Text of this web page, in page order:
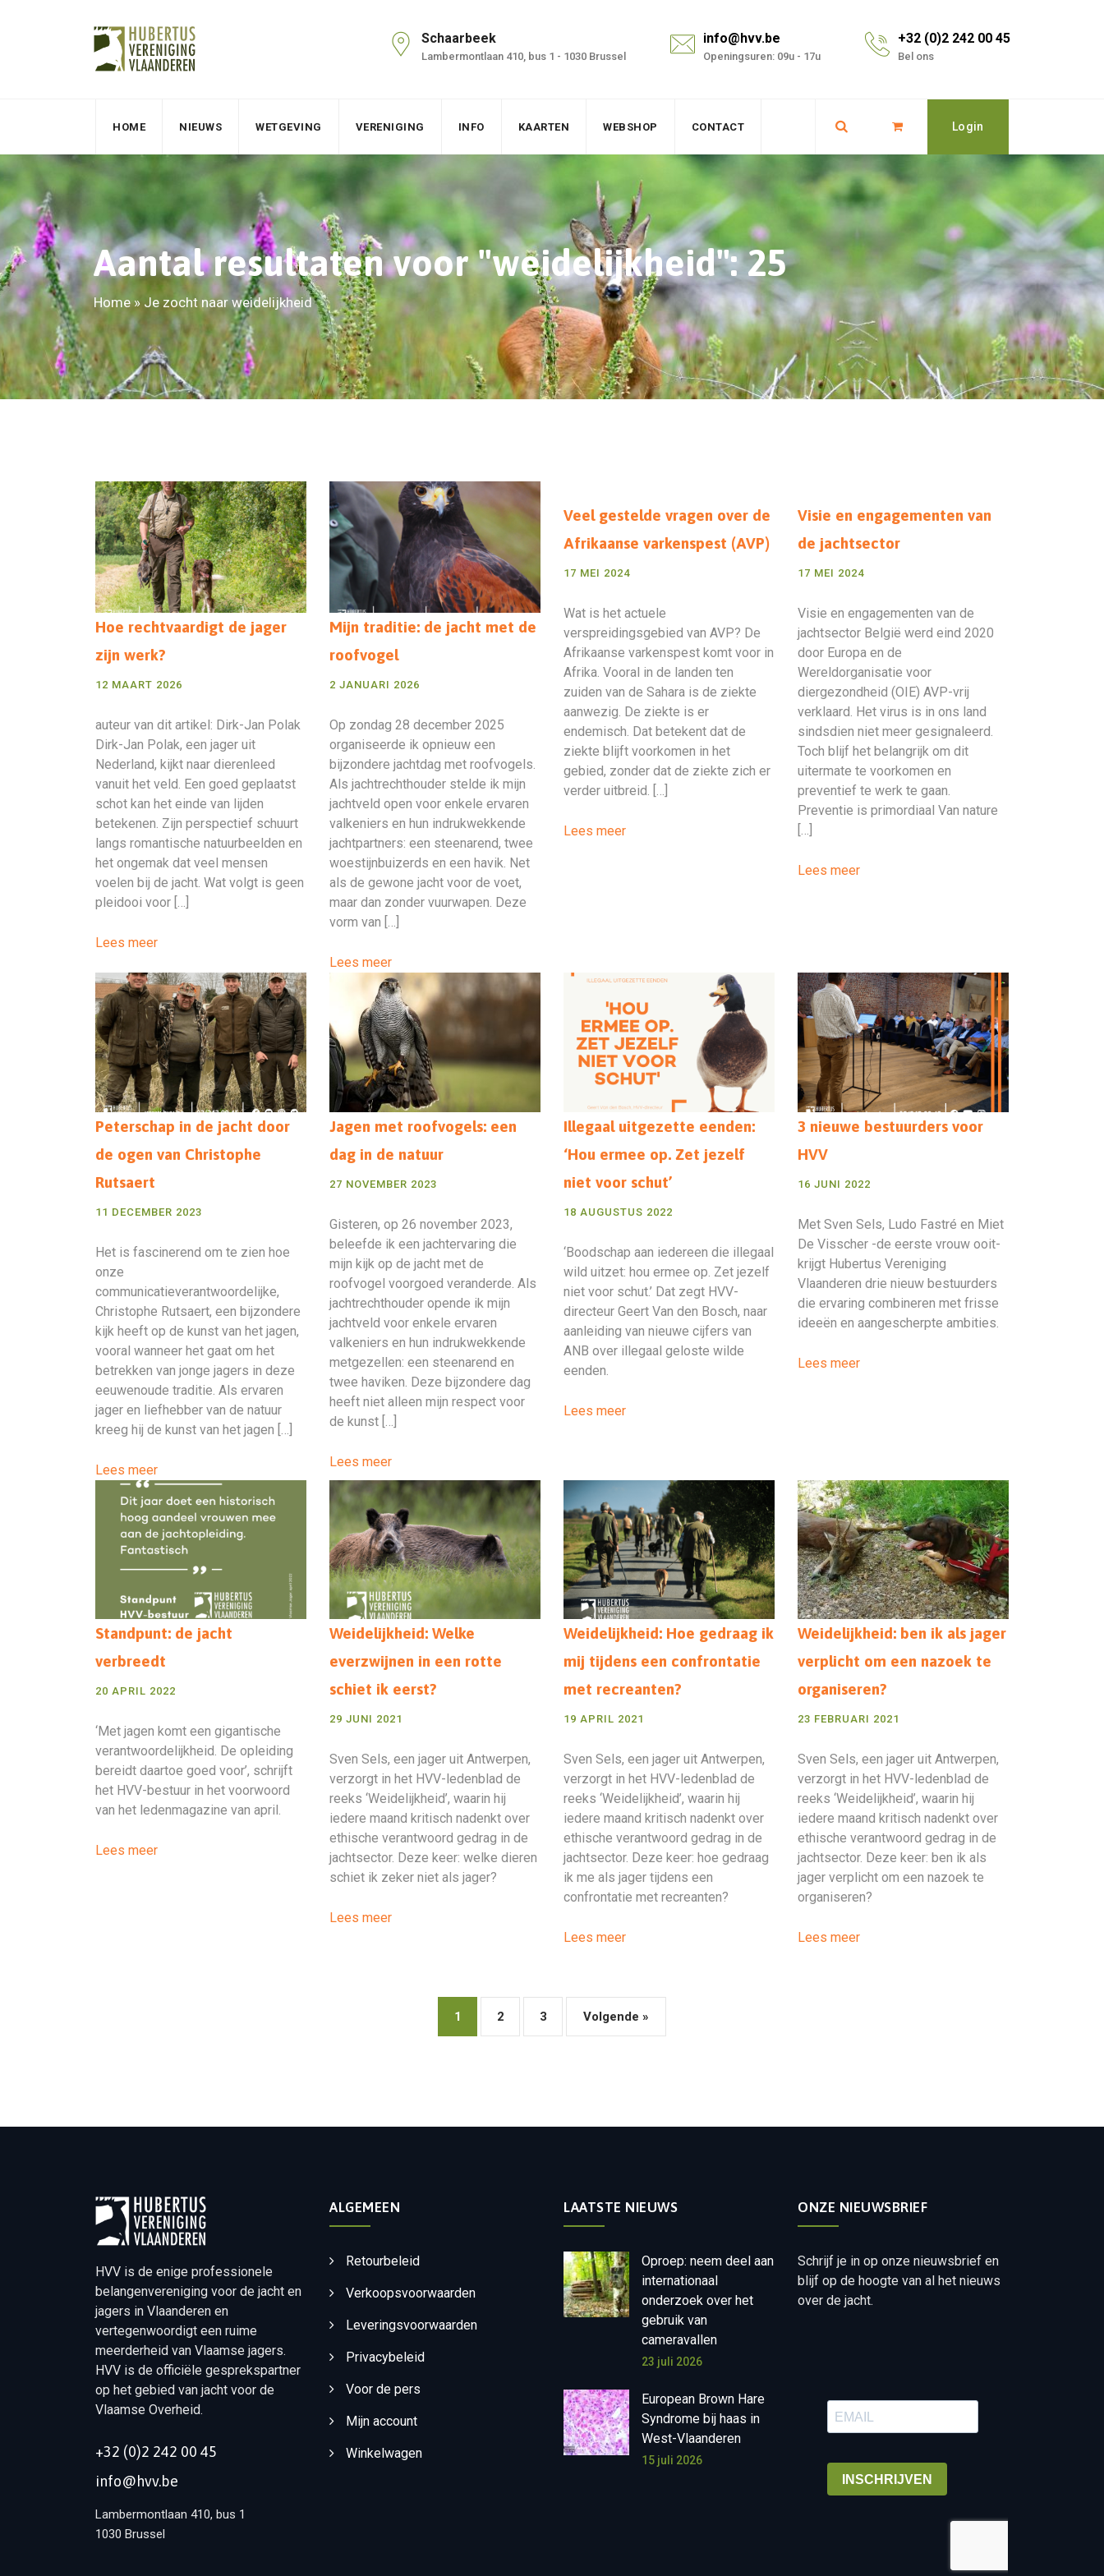
Schaarbeek
Lambermontlaan 410, bus 1 - 1030 Brussel
info@hvv.be
Openingsuren: 09u - 17u
+32 (0)2 242 00 45
Bel ons
HOME NIEUWS WETGEVING VERENIGING INFO KAARTEN WEBSHOP CONTACT Login
Aantal resultaten voor "weidelijkheid": 25
Home» Je zocht naar weidelijkheid
Hoe rechtvaardigt de jager
zijn werk?
12 MAART 2026
auteur van dit artikel: Dirk-Jan Polak
Dirk-Jan Polak, een jager uit
Nederland, kijkt naar dierenleed
vanuit het veld. Een goed geplaatst
schot kan het einde van lijden
betekenen. Zijn perspectief schuurt
langs romantische natuurbeelden en
het ongemak dat veel mensen
voelen bij de jacht. Wat volgt is geen
pleidooi voor […]
Lees meer
Mijn traditie: de jacht met de
roofvogel
2 JANUARI 2026
Op zondag 28 december 2025
organiseerde ik opnieuw een
bijzondere jachtdag met roofvogels.
Als jachtrechthouder stelde ik mijn
jachtveld open voor enkele ervaren
valkeniers en hun indrukwekkende
jachtpartners: een steenarend, twee
woestijnbuizerds en een havik. Net
als de gewone jacht voor de voet,
maar dan zonder vuurwapen. Deze
vorm van […]
Lees meer
Veel gestelde vragen over de
Afrikaanse varkenspest (AVP)
17 MEI 2024
Wat is het actuele
verspreidingsgebied van AVP? De
Afrikaanse varkenspest komt voor in
Afrika. Vooral in de landen ten
zuiden van de Sahara is de ziekte
aanwezig. De ziekte is er
endemisch. Dat betekent dat de
ziekte blijft voorkomen in het
gebied, zonder dat de ziekte zich er
verder uitbreid. […]
Lees meer
Visie en engagementen van
de jachtsector
17 MEI 2024
Visie en engagementen van de
jachtsector België werd eind 2020
door Europa en de
Wereldorganisatie voor
diergezondheid (OIE) AVP-vrij
verklaard. Het virus is in ons land
sindsdien niet meer gesignaleerd.
Toch blijf het belangrijk om dit
uitermate te voorkomen en
preventief te werk te gaan.
Preventie is primordiaal Van nature
[…]
Lees meer
Peterschap in de jacht door
de ogen van Christophe
Rutsaert
11 DECEMBER 2023
Het is fascinerend om te zien hoe
onze
communicatieverantwoordelijke,
Christophe Rutsaert, een bijzondere
kijk heeft op de kunst van het jagen,
vooral wanneer het gaat om het
betrekken van jonge jagers in deze
eeuwenoude traditie. Als ervaren
jager en liefhebber van de natuur
kreeg hij de kunst van het jagen […]
Lees meer
Jagen met roofvogels: een
dag in de natuur
27 NOVEMBER 2023
Gisteren, op 26 november 2023,
beleefde ik een jachtervaring die
mijn kijk op de jacht met de
roofvogel voorgoed veranderde. Als
jachtrechthouder opende ik mijn
jachtveld voor enkele ervaren
valkeniers en hun indrukwekkende
metgezellen: een steenarend en
twee haviken. Deze bijzondere dag
heeft niet alleen mijn respect voor
de kunst […]
Lees meer
Illegaal uitgezette eenden:
‘Hou ermee op. Zet jezelf
niet voor schut’
18 AUGUSTUS 2022
‘Boodschap aan iedereen die illegaal
wild uitzet: hou ermee op. Zet jezelf
niet voor schut.’ Dat zegt HVV-
directeur Geert Van den Bosch, naar
aanleiding van nieuwe cijfers van
ANB over illegaal geloste wilde
eenden.
Lees meer
3 nieuwe bestuurders voor
HVV
16 JUNI 2022
Met Sven Sels, Ludo Fastré en Miet
De Visscher -de eerste vrouw ooit-
krijgt Hubertus Vereniging
Vlaanderen drie nieuw bestuurders
die ervaring combineren met frisse
ideeën en aangescherpte ambities.
Lees meer
Standpunt: de jacht
verbreedt
20 APRIL 2022
‘Met jagen komt een gigantische
verantwoordelijkheid. De opleiding
bereidt daartoe goed voor’, schrijft
het HVV-bestuur in het voorwoord
van het ledenmagazine van april.
Lees meer
Weidelijkheid: Welke
everzwijnen in een rotte
schiet ik eerst?
29 JUNI 2021
Sven Sels, een jager uit Antwerpen,
verzorgt in het HVV-ledenblad de
reeks ‘Weidelijkheid’, waarin hij
iedere maand kritisch nadenkt over
ethische verantwoord gedrag in de
jachtsector. Deze keer: welke dieren
schiet ik zeker niet als jager?
Lees meer
Weidelijkheid: Hoe gedraag ik
mij tijdens een confrontatie
met recreanten?
19 APRIL 2021
Sven Sels, een jager uit Antwerpen,
verzorgt in het HVV-ledenblad de
reeks ‘Weidelijkheid’, waarin hij
iedere maand kritisch nadenkt over
ethische verantwoord gedrag in de
jachtsector. Deze keer: hoe gedraag
ik me als jager tijdens een
confrontatie met recreanten?
Lees meer
Weidelijkheid: ben ik als jager
verplicht om een nazoek te
organiseren?
23 FEBRUARI 2021
Sven Sels, een jager uit Antwerpen,
verzorgt in het HVV-ledenblad de
reeks ‘Weidelijkheid’, waarin hij
iedere maand kritisch nadenkt over
ethische verantwoord gedrag in de
jachtsector. Deze keer: ben ik als
jager verplicht om een nazoek te
organiseren?
Lees meer
1 2 3 Volgende »
HVV is de enige professionele
belangenvereniging voor de jacht en
jagers in Vlaanderen en
vertegenwoordigt een ruime
meerderheid van Vlaamse jagers.
HVV is de officiële gesprekspartner
op het gebied van jacht voor de
Vlaamse Overheid.
+32 (0)2 242 00 45
info@hvv.be
Lambermontlaan 410, bus 1
1030 Brussel
ALGEMEEN
Retourbeleid
Verkoopsvoorwaarden
Leveringsvoorwaarden
Privacybeleid
Voor de pers
Mijn account
Winkelwagen
LAATSTE NIEUWS
Oproep: neem deel aan
internationaal
onderzoek over het
gebruik van
cameravallen
23 juli 2026
European Brown Hare
Syndrome bij haas in
West-Vlaanderen
15 juli 2026
ONZE NIEUWSBRIEF
Schrijf je in op onze nieuwsbrief en
blijf op de hoogte van al het nieuws
over de jacht.